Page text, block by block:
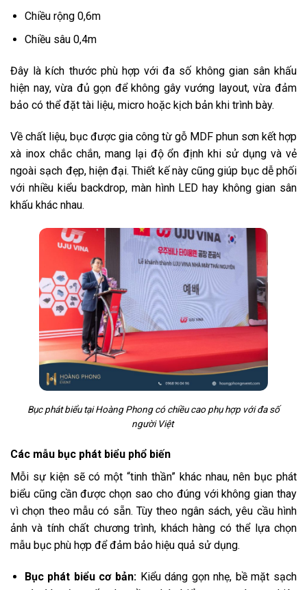
Chiều rộng 0,6m
Chiều sâu 0,4m
Đây là kích thước phù hợp với đa số không gian sân khấu
hiện nay, vừa đủ gọn để không gây vướng layout, vừa đảm
bảo có thể đặt tài liệu, micro hoặc kịch bản khi trình bày.
Về chất liệu, bục được gia công từ gỗ MDF phun sơn kết hợp
xà inox chắc chắn, mang lại độ ổn định khi sử dụng và vẻ
ngoài sạch đẹp, hiện đại. Thiết kế này cũng giúp bục dễ phối
với nhiều kiểu backdrop, màn hình LED hay không gian sân
khấu khác nhau.
Bục phát biểu tại Hoàng Phong có chiều cao phụ hợp với đa số
người Việt
Các mẫu bục phát biểu phổ biến
Mỗi sự kiện sẽ có một “tinh thần” khác nhau, nên bục phát
biểu cũng cần được chọn sao cho đúng với không gian thay
vì chọn theo mẫu có sẵn. Tùy theo ngân sách, yêu cầu hình
ảnh và tính chất chương trình, khách hàng có thể lựa chọn
mẫu bục phù hợp để đảm bảo hiệu quả sử dụng.
Bục phát biểu cơ bản: Kiểu dáng gọn nhẹ, bề mặt sạch